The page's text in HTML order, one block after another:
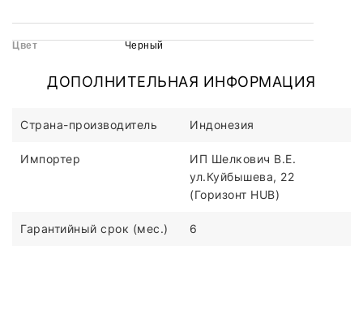
Цвет Черный
ДОПОЛНИТЕЛЬНАЯ ИНФОРМАЦИЯ
Страна-производитель Индонезия
Импортер
ИП Шелкович В.Е.
ул.Куйбышева, 22
(Горизонт HUB)
Гарантийный срок (мес.) 6